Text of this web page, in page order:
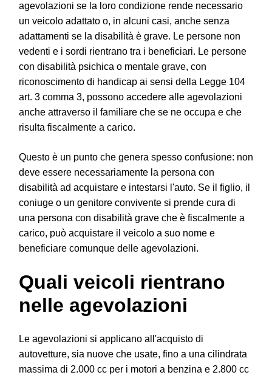
agevolazioni se la loro condizione rende necessario
un veicolo adattato o, in alcuni casi, anche senza
adattamenti se la disabilità è grave. Le persone non
vedenti e i sordi rientrano tra i beneficiari. Le persone
con disabilità psichica o mentale grave, con
riconoscimento di handicap ai sensi della Legge 104
art. 3 comma 3, possono accedere alle agevolazioni
anche attraverso il familiare che se ne occupa e che
risulta fiscalmente a carico.
Questo è un punto che genera spesso confusione: non
deve essere necessariamente la persona con
disabilità ad acquistare e intestarsi l'auto. Se il figlio, il
coniuge o un genitore convivente si prende cura di
una persona con disabilità grave che è fiscalmente a
carico, può acquistare il veicolo a suo nome e
beneficiare comunque delle agevolazioni.
Quali veicoli rientrano
nelle agevolazioni
Le agevolazioni si applicano all'acquisto di
autovetture, sia nuove che usate, fino a una cilindrata
massima di 2.000 cc per i motori a benzina e 2.800 cc